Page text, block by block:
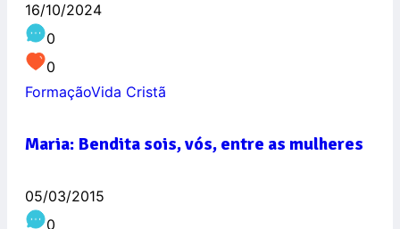
16/10/2024
0
0
FormaçãoVida Cristã
Maria: Bendita sois, vós, entre as mulheres
05/03/2015
0